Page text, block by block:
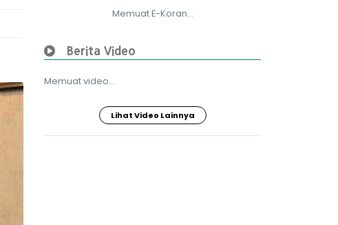
Memuat E-Koran...
Berita Video
Memuat video...
Lihat Video Lainnya